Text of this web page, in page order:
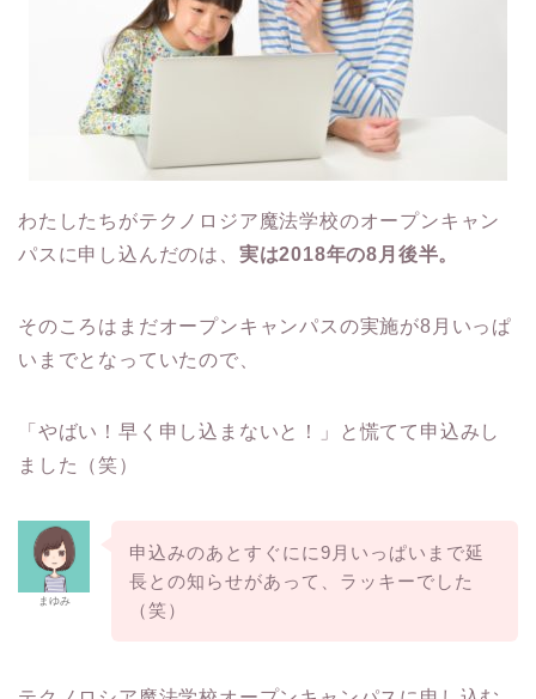
わたしたちがテクノロジア魔法学校のオープンキャン
パスに申し込んだのは、 実は2018年の8月後半。
そのころはまだオープンキャンパスの実施が8月いっぱ
いまでとなっていたので、
「やばい！早く申し込まないと！」と慌てて申込みし
ました（笑）
まゆみ
申込みのあとすぐにに9月いっぱいまで延
長との知らせがあって、ラッキーでした
（笑）